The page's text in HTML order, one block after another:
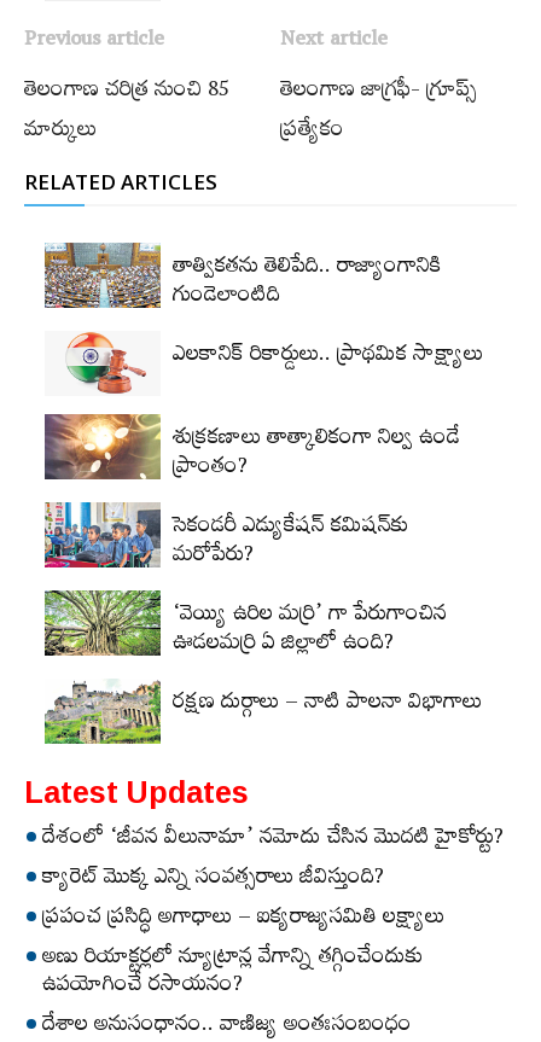
Previous article
తెలంగాణ చరిత్ర నుంచి 85
మార్కులు
Next article
తెలంగాణ జాగ్రఫీ- గ్రూప్స్
ప్రత్యేకం
RELATED ARTICLES
తాత్వికతను తెలిపేది.. రాజ్యాంగానికి
గుండెలాంటిది
ఎలకానిక్‌ రికార్డులు.. ప్రాథమిక సాక్ష్యాలు
శుక్రకణాలు తాత్కాలికంగా నిల్వ ఉండే
ప్రాంతం?
సెకండరీ ఎడ్యుకేషన్‌ కమిషన్‌కు
మరోపేరు?
‘వెయ్యి ఉరిల మర్రి’ గా పేరుగాంచిన
ఊడలమర్రి ఏ జిల్లాలో ఉంది?
రక్షణ దుర్గాలు – నాటి పాలనా విభాగాలు
Latest Updates
దేశంలో ‘జీవన వీలునామా’ నమోదు చేసిన మొదటి హైకోర్టు?
క్యారెట్‌ మొక్క ఎన్ని సంవత్సరాలు జీవిస్తుంది?
ప్రపంచ ప్రసిద్ధి అగాధాలు – ఐక్యరాజ్యసమితి లక్ష్యాలు
అణు రియాక్టర్లలో న్యూట్రాన్ల వేగాన్ని తగ్గించేందుకు
ఉపయోగించే రసాయనం?
దేశాల అనుసంధానం.. వాణిజ్య అంతఃసంబంధం